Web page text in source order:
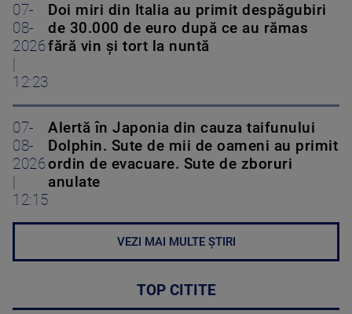
07-
08-
2026
12:23
Doi miri din Italia au primit despăgubiri
de 30.000 de euro după ce au rămas
fără vin și tort la nuntă
07-
08-
2026
12:15
Alertă în Japonia din cauza taifunului
Dolphin. Sute de mii de oameni au primit
ordin de evacuare. Sute de zboruri
anulate
VEZI MAI MULTE ȘTIRI
TOP CITITE